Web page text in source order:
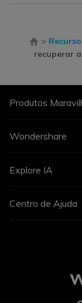
>
recuperar
Produtos
Wondershare
Explore IA
Centro de Ajuda